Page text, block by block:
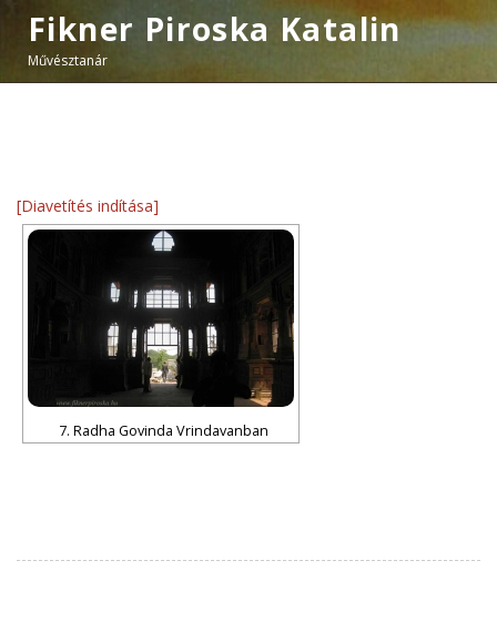
Fikner Piroska Katalin
Művésztanár
[Diavetítés indítása]
7. Radha Govinda Vrindavanban